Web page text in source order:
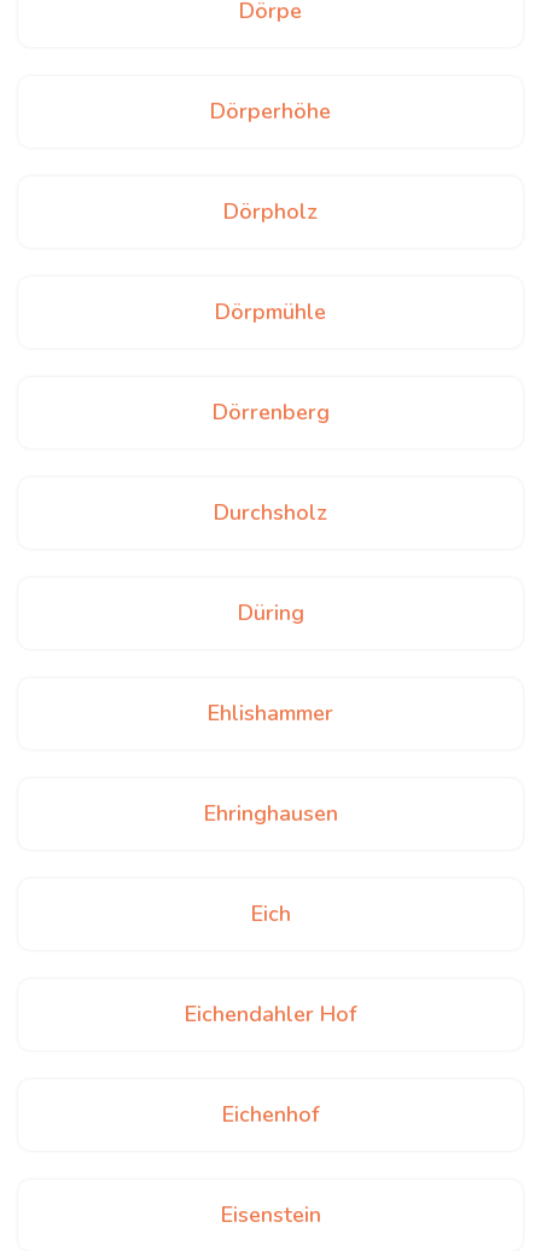
Dörpe
Dörperhöhe
Dörpholz
Dörpmühle
Dörrenberg
Durchsholz
Düring
Ehlishammer
Ehringhausen
Eich
Eichendahler Hof
Eichenhof
Eisenstein